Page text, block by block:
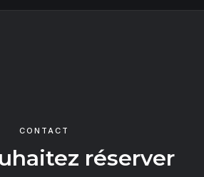
CONTACT
réserver